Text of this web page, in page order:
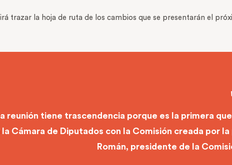
trazar la hoja de ruta de los cambios que se presentarán el
reunión tiene trascendencia porque es la primera
la Cámara de Diputados con la Comisión creada por
Román, presidente de la